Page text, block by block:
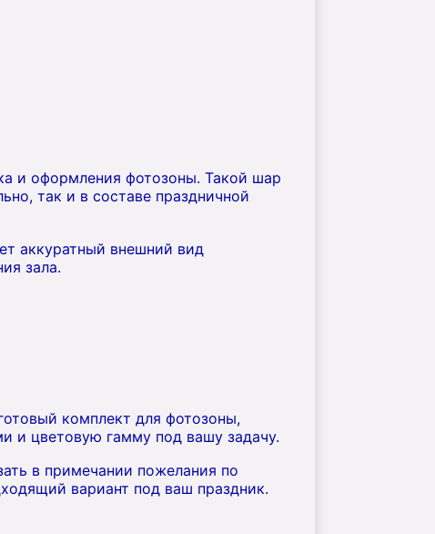
и оформления фотозоны. Такой шар
так и в составе праздничной
аккуратный внешний вид
зала.
комплект для фотозоны,
и цветовую гамму под вашу задачу.
в примечании пожелания по
вариант под ваш праздник.